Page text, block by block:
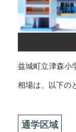
益城町立津森小
相場は、以下の
通学区域